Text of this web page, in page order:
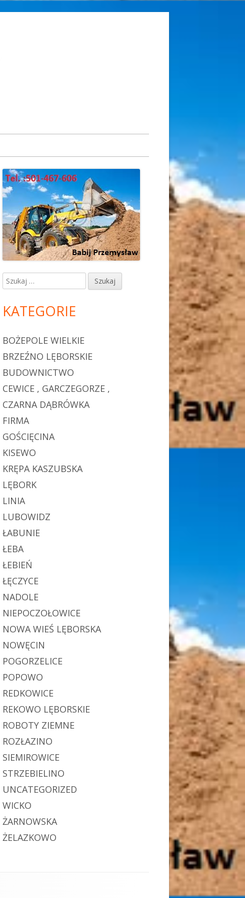
Główny
panel
boczny
Szukaj:
KATEGORIE
BOŻEPOLE WIELKIE
BRZEŹNO LĘBORSKIE
BUDOWNICTWO
CEWICE , GARCZEGORZE ,
CZARNA DĄBRÓWKA
FIRMA
GOŚCIĘCINA
KISEWO
KRĘPA KASZUBSKA
LĘBORK
LINIA
LUBOWIDZ
ŁABUNIE
ŁEBA
ŁEBIEŃ
ŁĘCZYCE
NADOLE
NIEPOCZOŁOWICE
NOWA WIEŚ LĘBORSKA
NOWĘCIN
POGORZELICE
POPOWO
REDKOWICE
REKOWO LĘBORSKIE
ROBOTY ZIEMNE
ROZŁAZINO
SIEMIROWICE
STRZEBIELINO
UNCATEGORIZED
WICKO
ŻARNOWSKA
ŻELAZKOWO